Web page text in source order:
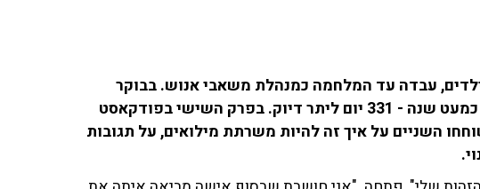
ואם לשני ילדים, עבדה עד המלחמה כמנהלת משאבי אנוש. בבוקר
ליתר דיוק.
בפרק השישי בפודקאסט
השניים על איך זה להיות משרתת מילואים, על תגובות